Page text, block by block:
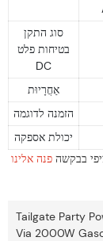
סוג התקן
בטיחות פלט
DC
אַחֲרָיוּת
הזמנה לדוגמה
יכולת אספקה
בבקשה פנה אלינו
Tailgate Party
Via 2000W